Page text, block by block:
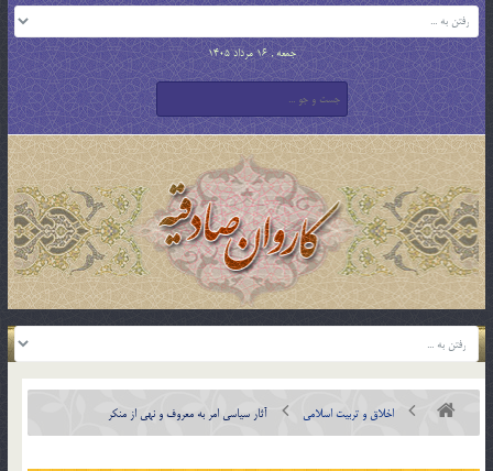
جمعه , 16 مرداد 1405
اخلاق و تربیت اسلامی آثار سياسى امر به معروف و نهى از منکر